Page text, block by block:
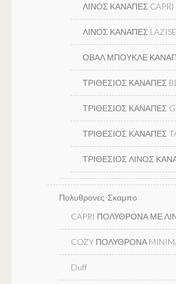
ΛΙΝΟΣ ΚΑΝΑΠΕΣ CAPRI
ΛΙΝΟΣ ΚΑΝΑΠΕΣ LAZISE
ΟΒΑΛ ΜΠΟΥΚΛΕ
ΤΡΙΘΕΣΙΟΣ ΚΑΝΑΠΕΣ
ΤΡΙΘΕΣΙΟΣ ΚΑΝΑΠΕΣ
ΤΡΙΘΕΣΙΟΣ ΚΑΝΑΠΕΣ
ΤΡΙΘΕΣΙΟΣ ΛΙΝΟΣ
Πολυθρονες-Σκαμπο
CAPRI ΠΟΛΥΘΡΟΝΑ ΜΕ
COZY ΠΟΛΥΘΡΟΝΑ
Duff